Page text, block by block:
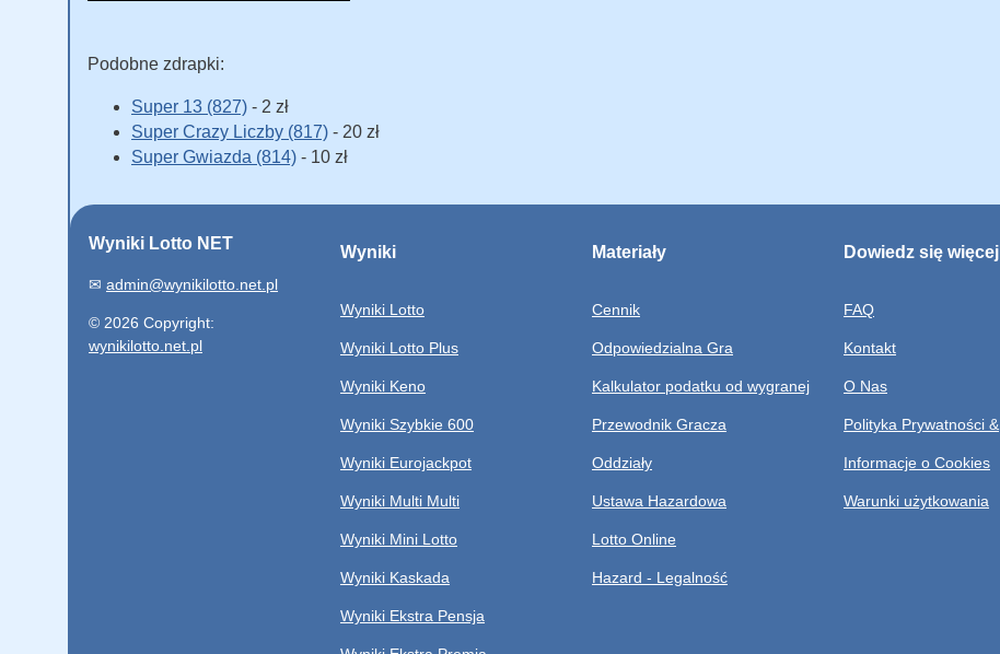
Podobne zdrapki:
Super 13 (827) - 2 zł
Super Crazy Liczby (817) - 20 zł
Super Gwiazda (814) - 10 zł
Wyniki Lotto NET
✉ admin@wynikilotto.net.pl
© 2026 Copyright:
wynikilotto.net.pl
Wyniki
Wyniki Lotto
Wyniki Lotto Plus
Wyniki Keno
Wyniki Szybkie 600
Wyniki Eurojackpot
Wyniki Multi Multi
Wyniki Mini Lotto
Wyniki Kaskada
Wyniki Ekstra Pensja
Materiały
Cennik
Odpowiedzialna Gra
Kalkulator podatku od wygranej
Przewodnik Gracza
Oddziały
Ustawa Hazardowa
Lotto Online
Hazard - Legalność
Dowiedz się więcej
FAQ
Kontakt
O Nas
Polityka Prywatności &
Informacje o Cookies
Warunki użytkowania